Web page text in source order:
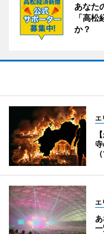
あなた
「高
か？
エ
エ